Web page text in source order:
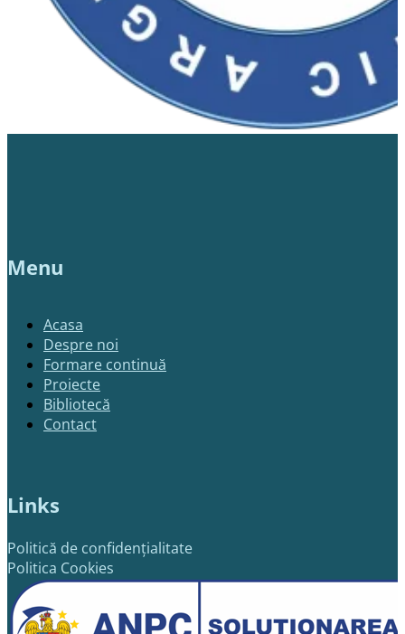
Menu
Acasa
Despre noi
Formare continuă
Proiecte
Bibliotecă
Contact
Links
Politică de confidențialitate
Politica Cookies